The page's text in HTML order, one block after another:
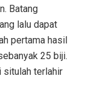
Batang
lalu dapat
pertama hasil
25 biji.
situlah terlahir